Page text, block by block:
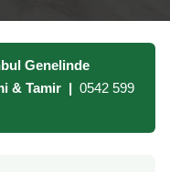
Genelinde
& Tamir | 0542 599